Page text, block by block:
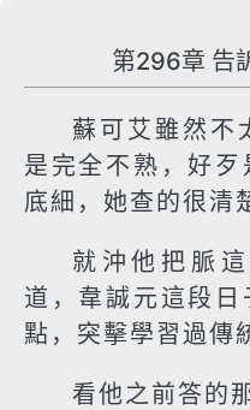
第296章 告
蘇可艾雖然不
是完全不熟，好
底細，她查的很清
就沖他把脈
道，韋誠元這段
點，突擊學習過傳
看他之前答的